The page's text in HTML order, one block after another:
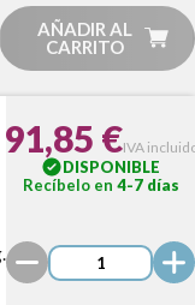
AÑADIR AL
CARRITO
91,85 €IVA
DISPONIBLE
Recíbelo en 4-7 días